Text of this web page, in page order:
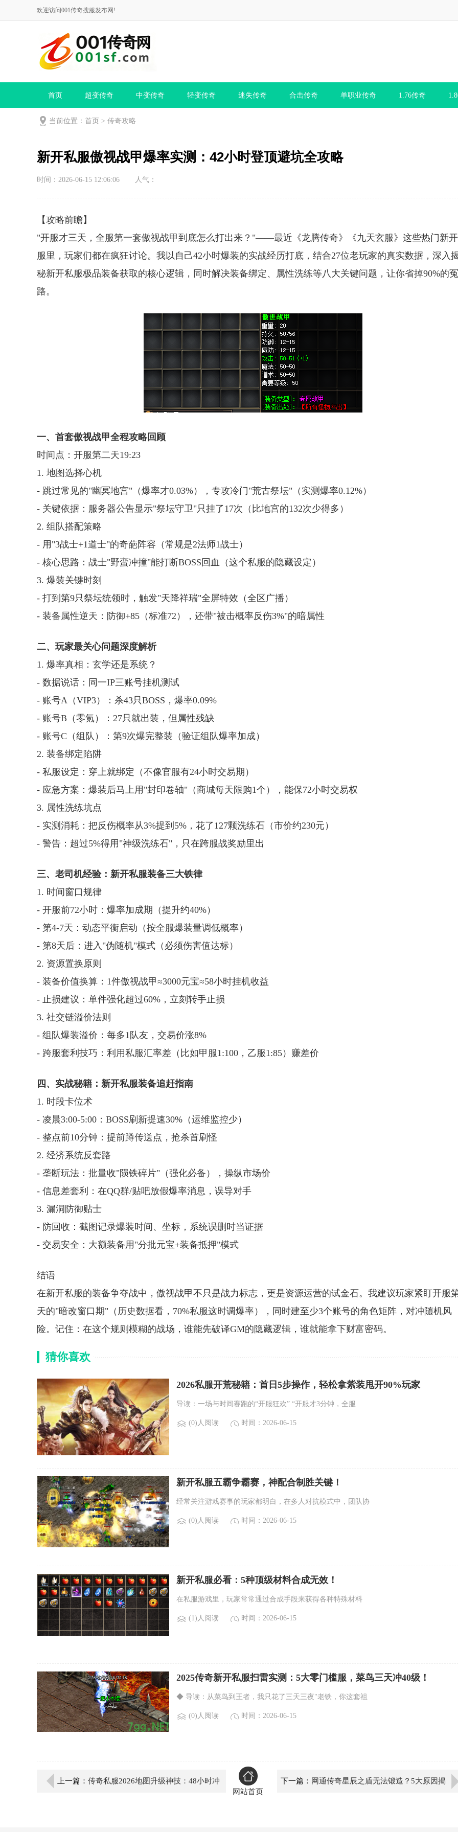
欢迎访问001传奇搜服发布网!
首页 超变传奇 中变传奇 轻变传奇 迷失传奇 合击传奇 单职业传奇 1.76传奇
当前位置： 首页 > 传奇攻略
新开私服傲视战甲爆率实测：42小时登顶避坑全攻略
时间：2026-06-15 12:06:06 人气：
【攻略前瞻】
"开服才三天，全服第一套傲视战甲到底怎么打出来？"——最近《龙腾传奇》《九天玄服》这些热门新
服里，玩家们都在疯狂讨论。我以自己42小时爆装的实战经历打底，结合27位老玩家的真实数据，深入
秘新开私服极品装备获取的核心逻辑，同时解决装备绑定、属性洗练等八大关键问题，让你省掉90%的
路。
一、首套傲视战甲全程攻略回顾
时间点：开服第二天19:23
1. 地图选择心机
- 跳过常见的"幽冥地宫"（爆率才0.03%），专攻冷门"荒古祭坛"（实测爆率0.12%）
- 关键依据：服务器公告显示"祭坛守卫"只挂了17次（比地宫的132次少得多）
2. 组队搭配策略
- 用"3战士+1道士"的奇葩阵容（常规是2法师1战士）
- 核心思路：战士"野蛮冲撞"能打断BOSS回血（这个私服的隐藏设定）
3. 爆装关键时刻
- 打到第9只祭坛统领时，触发"天降祥瑞"全屏特效（全区广播）
- 装备属性逆天：防御+85（标准72），还带"被击概率反伤3%"的暗属性
二、玩家最关心问题深度解析
1. 爆率真相：玄学还是系统？
- 数据说话：同一IP三账号挂机测试
- 账号A（VIP3）：杀43只BOSS，爆率0.09%
- 账号B（零氪）：27只就出装，但属性残缺
- 账号C（组队）：第9次爆完整装（验证组队爆率加成）
2. 装备绑定陷阱
- 私服设定：穿上就绑定（不像官服有24小时交易期）
- 应急方案：爆装后马上用"封印卷轴"（商城每天限购1个），能保72小时交易权
3. 属性洗练坑点
- 实测消耗：把反伤概率从3%提到5%，花了127颗洗练石（市价约230元）
- 警告：超过5%得用"神级洗练石"，只在跨服战奖励里出
三、老司机经验：新开私服装备三大铁律
1. 时间窗口规律
- 开服前72小时：爆率加成期（提升约40%）
- 第4-7天：动态平衡启动（按全服爆装量调低概率）
- 第8天后：进入"伪随机"模式（必须伤害值达标）
2. 资源置换原则
- 装备价值换算：1件傲视战甲≈3000元宝≈58小时挂机收益
- 止损建议：单件强化超过60%，立刻转手止损
3. 社交链溢价法则
- 组队爆装溢价：每多1队友，交易价涨8%
- 跨服套利技巧：利用私服汇率差（比如甲服1:100，乙服1:85）赚差价
四、实战秘籍：新开私服装备追赶指南
1. 时段卡位术
- 凌晨3:00-5:00：BOSS刷新提速30%（运维监控少）
- 整点前10分钟：提前蹲传送点，抢杀首刷怪
2. 经济系统反套路
- 垄断玩法：批量收"陨铁碎片"（强化必备），操纵市场价
- 信息差套利：在QQ群/贴吧放假爆率消息，误导对手
3. 漏洞防御贴士
- 防回收：截图记录爆装时间、坐标，系统误删时当证据
- 交易安全：大额装备用"分批元宝+装备抵押"模式
结语
在新开私服的装备争夺战中，傲视战甲不只是战力标志，更是资源运营的试金石。我建议玩家紧盯开服
天的"暗改窗口期"（历史数据看，70%私服这时调爆率），同时建至少3个账号的角色矩阵，对冲随机风
险。记住：在这个规则模糊的战场，谁能先破译GM的隐藏逻辑，谁就能拿下财富密码。
猜你喜欢
2026私服开荒秘籍：首日5步操作，轻松拿紫装甩开90%玩家
导读：一场与时间赛跑的“开服狂欢” “开服才3分钟，全服
(0)人阅读 时间：2026-06-15
新开私服五霸争霸赛，神配合制胜关键！
经常关注游戏赛事的玩家都明白，在多人对抗模式中，团队协
(0)人阅读 时间：2026-06-15
新开私服必看：5种顶级材料合成无效！
在私服游戏里，玩家常常通过合成手段来获得各种特殊材料
(1)人阅读 时间：2026-06-15
2025传奇新开私服扫雷实测：5大零门槛服，菜鸟三天冲40级！
◆ 导读：从菜鸟到王者，我只花了三天三夜"老铁，你这套祖
(0)人阅读 时间：2026-06-15
上一篇： 传奇私服2026地图升级神技：48小时冲
网站首页
下一篇： 网通传奇星辰之盾无法锻造？5大原因揭